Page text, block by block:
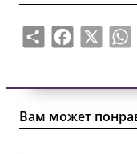
четырехгранный
ShareFacebook
X
Вам может